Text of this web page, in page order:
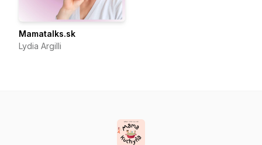
Mamatalks.sk
Lydia Argilli